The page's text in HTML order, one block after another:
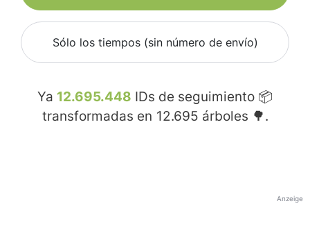
Sólo los tiempos (sin número de envío)
Ya 12.695.448 IDs de seguimiento 📦
transformadas en 12.695 árboles 🌳.
Anzeige